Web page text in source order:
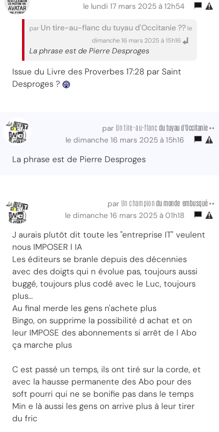
le lundi 17 mars 2025 à 12h54
par Un tire-au-flanc du tuyau d'Occitanie ?? le
dimanche 16 mars 2025 à 15h16
La phrase est de Pierre Desproges
Issue du Livre des Proverbes 17:28 par Saint
Desproges ?
par Un tire-au-flanc du tuyau d'Occitanie ••
le dimanche 16 mars 2025 à 15h16
La phrase est de Pierre Desproges
par Un champion du monde embusqué ••
le dimanche 16 mars 2025 à 01h18
J aurais plutôt dit toute les "entreprise IT" veulent
nous IMPOSER l IA
Les éditeurs se branle depuis des décennies
avec des doigts qui n évolue pas, toujours aussi
buggé, toujours plus codé avec le Luc, toujours
plus...
Au final merde les gens n'achete plus
Bingo, on supprime la possibilité d achat et on
leur IMPOSE des abonnements si arrêt de l Abo
ça marche plus
C est passé un temps, ils ont tiré sur la corde, et
avec la hausse permanente des Abo pour des
soft pourri qui ne se bonifie pas dans le temps
Min e là aussi les gens on arrive plus à leur tirer
du fric